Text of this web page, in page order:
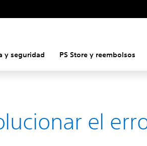
y seguridad PS Store y reembolsos
el